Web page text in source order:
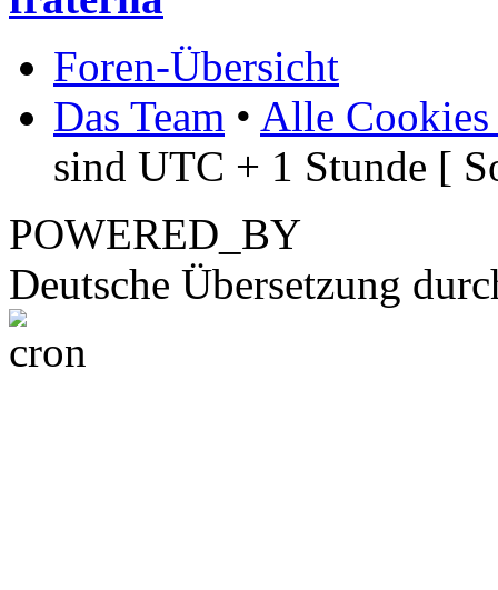
Foren-Übersicht
Das Team • Alle Cookies
sind UTC + 1 Stunde [
POWERED_BY
Deutsche Übersetzung